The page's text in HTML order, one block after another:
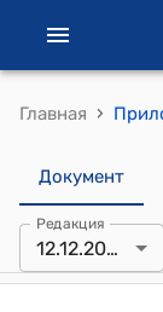
Главная ›
Документ
Редакция
12.12.2025